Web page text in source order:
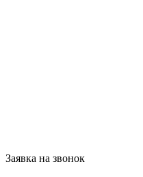
Заявка на звонок